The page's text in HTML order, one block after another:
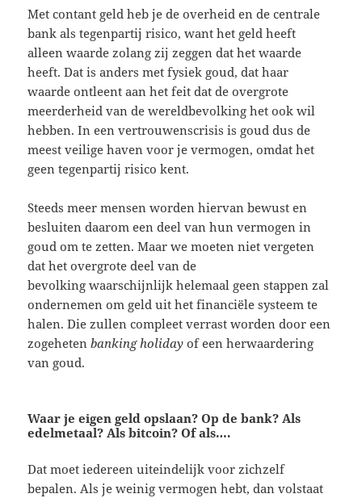
Met contant geld heb je de overheid en de centrale
bank als tegenpartij risico, want het geld heeft
alleen waarde zolang zij zeggen dat het waarde
heeft. Dat is anders met fysiek goud, dat haar
waarde ontleent aan het feit dat de overgrote
meerderheid van de wereldbevolking het ook wil
hebben. In een vertrouwenscrisis is goud dus de
meest veilige haven voor je vermogen, omdat het
geen tegenpartij risico kent.
Steeds meer mensen worden hiervan bewust en
besluiten daarom een deel van hun vermogen in
goud om te zetten. Maar we moeten niet vergeten
dat het overgrote deel van de
bevolking waarschijnlijk helemaal geen stappen zal
ondernemen om geld uit het financiële systeem te
halen. Die zullen compleet verrast worden door een
zogehetenbanking holiday of een herwaardering
van goud.
Waar je eigen geld opslaan? Op de bank? Als
edelmetaal? Als bitcoin? Of als….
Dat moet iedereen uiteindelijk voor zichzelf
bepalen. Als je weinig vermogen hebt, dan volstaat